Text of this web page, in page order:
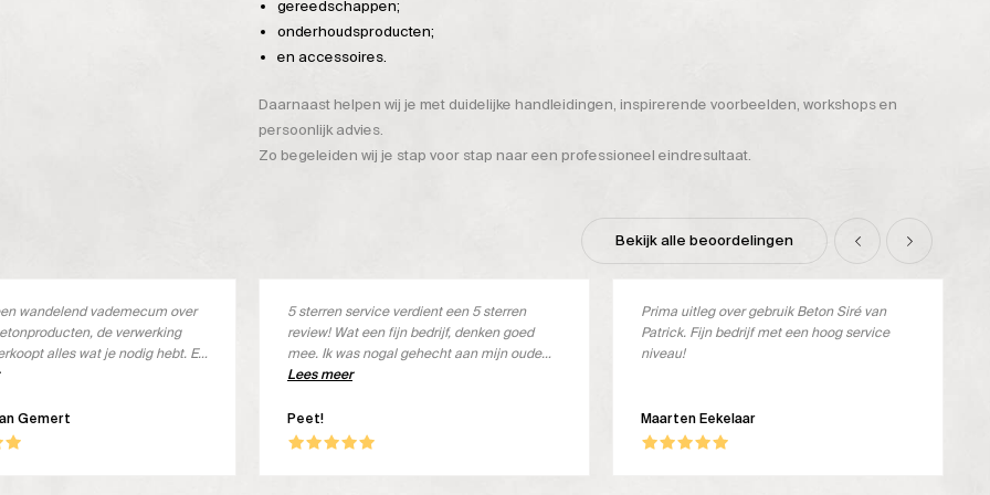
gereedschappen;
onderhoudsproducten;
en accessoires.
Daarnaast helpen wij je met duidelijke handleidingen, inspirerende voorbeelden, workshops en
persoonlijk advies.
Zo begeleiden wij je stap voor stap naar een professioneel eindresultaat.
Bekijk alle beoordelingen
Gemert
wandelend vademecum over
de verwerking
alles wat je nodig hebt. En
goed
Peet!
5 sterren service verdient een 5 sterren
review! Wat een fijn bedrijf, denken goed
mee. Ik was nogal gehecht aan mijn oude
merk, maar deze wordt niet meer verkocht.
product ontvangen, geheel kosteloos en ik
ben om! Wat een goed product, in dit geval
en een prachtige uitstraling. Top!
Lees meer
Maarten Eekelaar
Prima uitleg over gebruik Beton Siré van
Patrick. Fijn bedrijf met een hoog service
niveau!